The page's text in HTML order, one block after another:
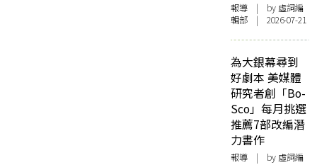
報導 | by 虛詞編
輯部 | 2026-07-21
為大銀幕尋到
好劇本 美媒體
研究者創「Bo-
Sco」每月挑選
推薦7部改編潛
力書作
報導 | by 虛詞編